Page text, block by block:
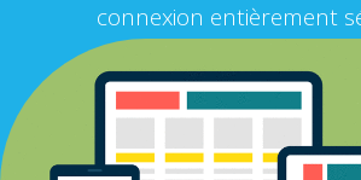
connexion entièrement